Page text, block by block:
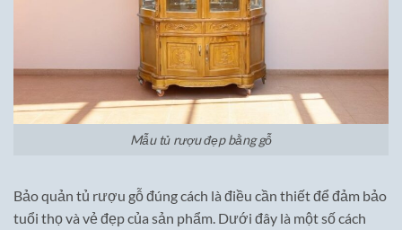
Mẫu tủ rượu đẹp bằng gỗ
Bảo quản tủ rượu gỗ đúng cách là điều cần thiết để đảm bảo
tuổi thọ và vẻ đẹp của sản phẩm. Dưới đây là một số cách